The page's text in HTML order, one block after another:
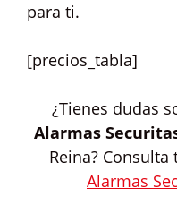
para ti.
[precios_tabla]
¿Tienes dudas
Alarmas
Reina? Consulta
Alarmas